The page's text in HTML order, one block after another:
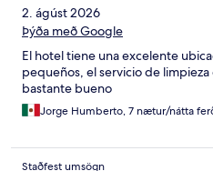
2. ágúst 2026
Þýða með Google
El hotel tiene una excelente
pequeños, el servicio de
bastante bueno
Jorge Humberto, 7 nætur/nátta
Staðfest umsögn